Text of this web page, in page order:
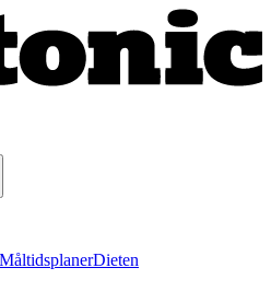
MåltidsplanerDieten